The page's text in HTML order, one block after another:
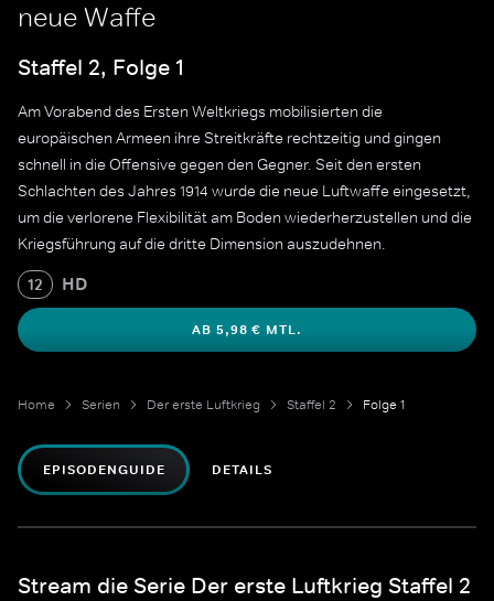
neue Waffe
Staffel 2, Folge 1
Am Vorabend des Ersten Weltkriegs mobilisierten die
europäischen Armeen ihre Streitkräfte rechtzeitig und gingen
schnell in die Offensive gegen den Gegner. Seit den ersten
Schlachten des Jahres 1914 wurde die neue Luftwaffe eingesetzt,
um die verlorene Flexibilität am Boden wiederherzustellen und die
Kriegsführung auf die dritte Dimension auszudehnen.
12 HD
AB 5,98 € MTL.
Home Serien Der erste Luftkrieg Staffel 2 Folge 1
EPISODENGUIDE DETAILS
Stream die Serie Der erste Luftkrieg Staffel 2